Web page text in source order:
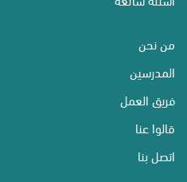
من نحن
المدرسين
فريق العمل
قالوا عنا
اتصل بنا